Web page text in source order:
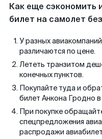
Как еще сэкономить
билет на самолет
У разных
различаются по цене.
Лететь транзитом
конечных пунктов.
Покупайте туда и
билет Анкона Гродно
При покупке
спецпредложения
распродажи